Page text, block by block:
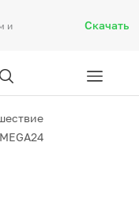
и
Скачать